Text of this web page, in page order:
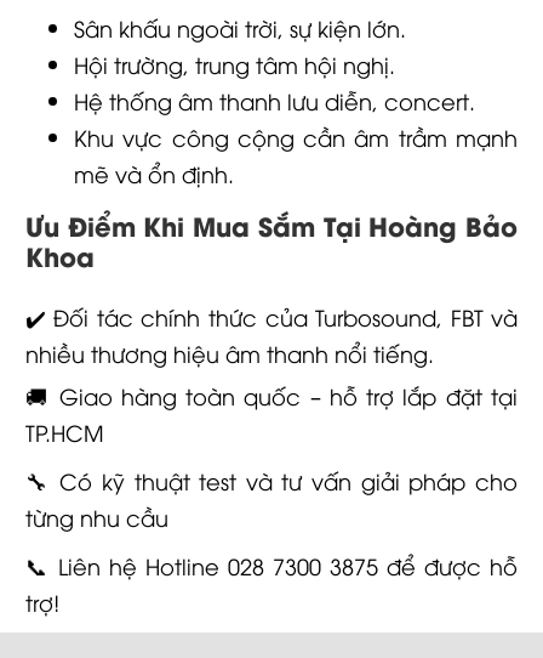
Sân khấu ngoài trời, sự kiện lớn.
Hội trường, trung tâm hội nghị.
Hệ thống âm thanh lưu diễn, concert.
Khu vực công cộng cần âm trầm mạnh
mẽ và ổn định.
Ưu Điểm Khi Mua Sắm Tại Hoàng Bảo
Khoa
✔️ Đối tác chính thức của Turbosound, FBT và
nhiều thương hiệu âm thanh nổi tiếng.
🚚 Giao hàng toàn quốc – hỗ trợ lắp đặt tại
TP.HCM
🔧 Có kỹ thuật test và tư vấn giải pháp cho
từng nhu cầu
📞 Liên hệ Hotline 028 7300 3875 để được hỗ
trợ!